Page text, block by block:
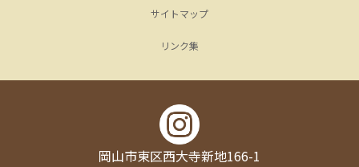
サイトマップ
リンク集
岡山市東区西大寺新地166-1